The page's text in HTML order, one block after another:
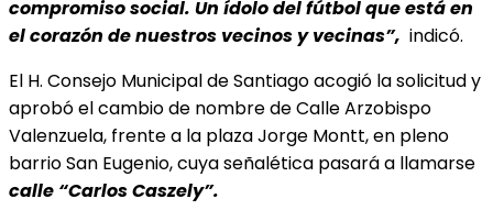
compromiso social. Un ídolo del fútbol que está en
el corazón de nuestros vecinos y vecinas”, indicó.
El H. Consejo Municipal de Santiago acogió la solicitud y
aprobó el cambio de nombre de Calle Arzobispo
Valenzuela, frente a la plaza Jorge Montt, en pleno
barrio San Eugenio, cuya señalética pasará a llamarse
calle “Carlos Caszely”.